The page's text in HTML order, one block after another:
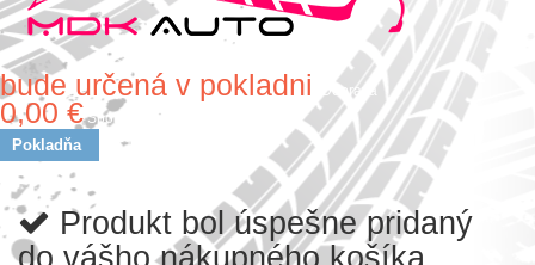
bude určená v pokladni Doprava
0,00 € Spolu
Pokladňa
Produkt bol úspešne pridaný
do vášho nákupného košíka